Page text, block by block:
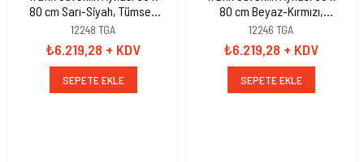
80 cm Sarı-Siyah, Tümsek
Ayna, Otopark Aynası
12248 TGA
₺6.219,28 + KDV
SEPETE EKLE
80 cm Beyaz-Kırmızı,
Tümsek Ayna, Otopark
Aynası
12246 TGA
₺6.219,28 + KDV
SEPETE EKLE